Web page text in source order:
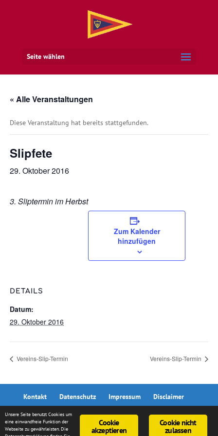
Seite wählen
« Alle Veranstaltungen
Diese Veranstaltung hat bereits stattgefunden.
Slipfete
29. Oktober 2016
3. Sliptermin im Herbst
Zum Kalender
hinzufügen
DETAILS
Datum:
29. Oktober 2016
Vereins-Slip-Termin Vereins-Slip-Termin
Kontakt Datenschutz Impressum Disclaimer
Cookie nicht
zulassen
Cookie
akzeptieren
Unsere Seite benutzt Cookies um
eine einwandfreie Funktion der
Webseite zu gewährleisten. Die